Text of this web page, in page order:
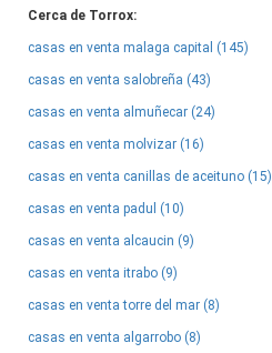
Cerca de Torrox:
casas en venta malaga capital (145)
casas en venta salobreña (43)
casas en venta almuñecar (24)
casas en venta molvizar (16)
casas en venta canillas de aceituno (15)
casas en venta padul (10)
casas en venta alcaucin (9)
casas en venta itrabo (9)
casas en venta torre del mar (8)
casas en venta algarrobo (8)